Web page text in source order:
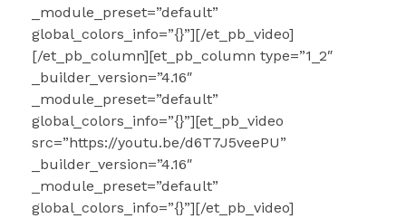
_module_preset=”default”
global_colors_info=”{}”][/et_pb_video]
[/et_pb_column][et_pb_column type=”1_2″
_builder_version=”4.16″
_module_preset=”default”
global_colors_info=”{}”][et_pb_video
src=”https://youtu.be/d6T7J5veePU”
_builder_version=”4.16″
_module_preset=”default”
global_colors_info=”{}”][/et_pb_video]